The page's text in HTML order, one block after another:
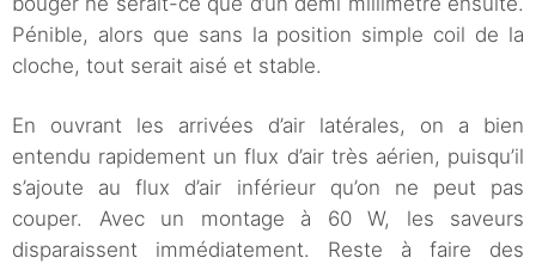
Pénible, alors que sans la position simple coil de la
cloche, tout serait aisé et stable.
En ouvrant les arrivées d’air latérales, on a bien
entendu rapidement un flux d’air très aérien, puisqu’il
s’ajoute au flux d’air inférieur qu’on ne peut pas
couper. Avec un montage à 60 W, les saveurs
disparaissent immédiatement. Reste à faire des